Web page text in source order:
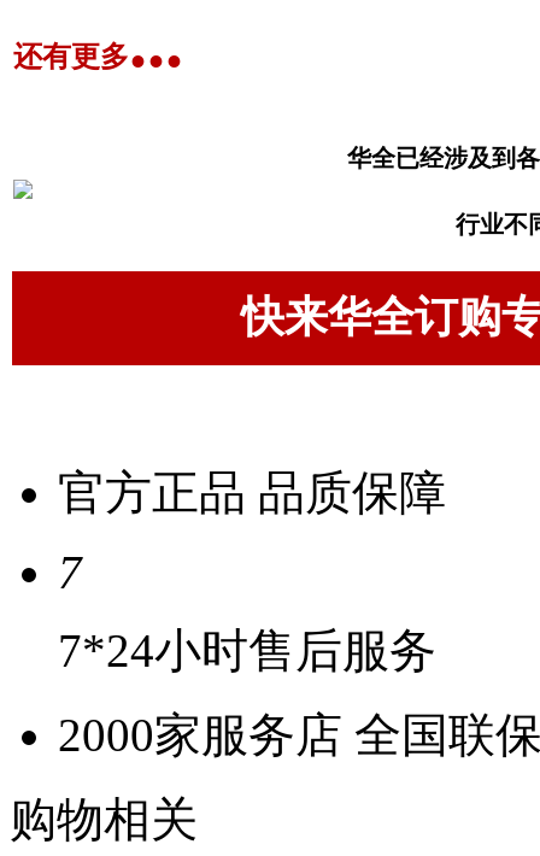
还有更多...
华全已经涉及到
行业不
快来华全订购
官方正品 品质保障
7
7*24小时售后服务
2000家服务店 全国联
购物相关